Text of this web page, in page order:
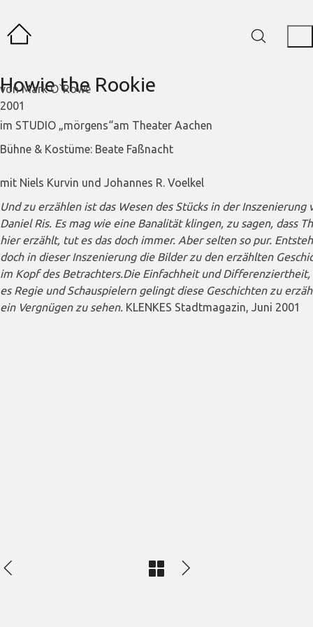
Howie the Rookie
von Mark O`Rowe
2001
im STUDIO „mörgens“am Theater Aachen
Bühne & Kostüme: Beate Faßnacht
mit Niels Kurvin und Johannes R. Voelkel
Und zu erzählen ist das Wesen des Stücks in der Inszenierung
Daniel Ris. Es mag wie eine Banalität klingen, zu sagen, dass
hier erzählt, tut es das doch immer. Aber selten so pur.
doch in dieser Inszenierung die Bilder zu den erzählten
im Kopf des Betrachters.Die Einfachheit und
es Regie und Schauspielern gelingt diese Geschichten zu
ein Vergnügen zu sehen. KLENKES Stadtmagazin, Juni 2001